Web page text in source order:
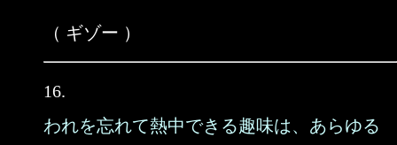
（ ギゾー ）
16.
われを忘れて熱中できる趣味は、あらゆる